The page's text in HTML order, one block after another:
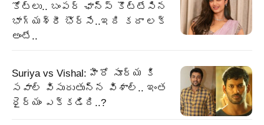
కోట్లు.. బంపర్ ఛాన్స్ కొట్టేసిన
భాగ్యశ్రీ భొర్సే..ఇది కదా లక్
అంటే..
Suriya vs Vishal: హీరో సూర్య కి
సవాల్ విసురుతున్న విశాల్.. ఇంత
ధైర్యం ఎక్కడిది..?